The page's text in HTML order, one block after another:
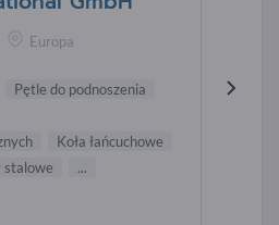
Europa
Pętle do podnoszenia
Koła łańcuchowe
stalowe ...